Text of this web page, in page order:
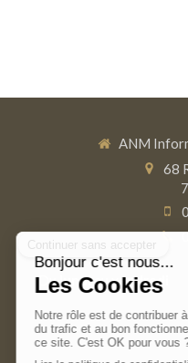
ANM
68
Dulundiauvendredi